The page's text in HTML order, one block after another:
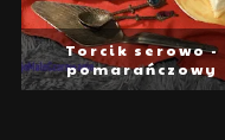
Torcik serowo -
pomarańczowy